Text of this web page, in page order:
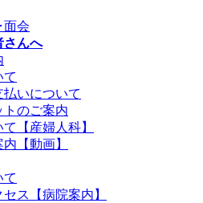
面会
さんへ
て
払いについて
トのご案内
【産婦人科】
【動画】
て
ス【病院案内】